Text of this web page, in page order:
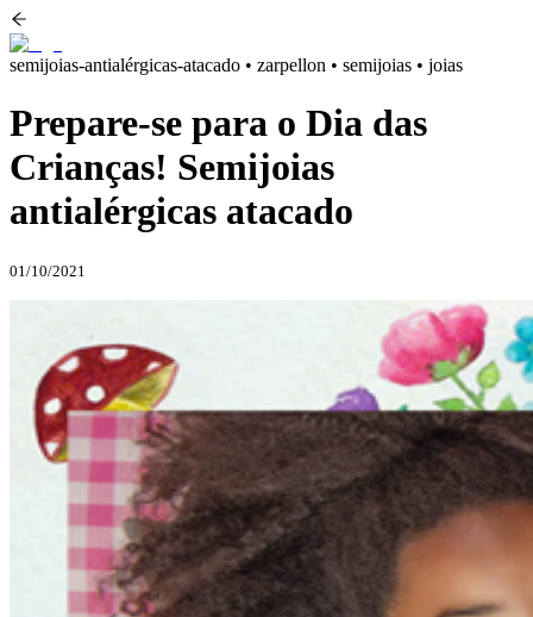
semijoias-antialérgicas-atacado • zarpellon • semijoias • joias
Prepare-se para o Dia das
Crianças! Semijoias
antialérgicas atacado
01/10/2021